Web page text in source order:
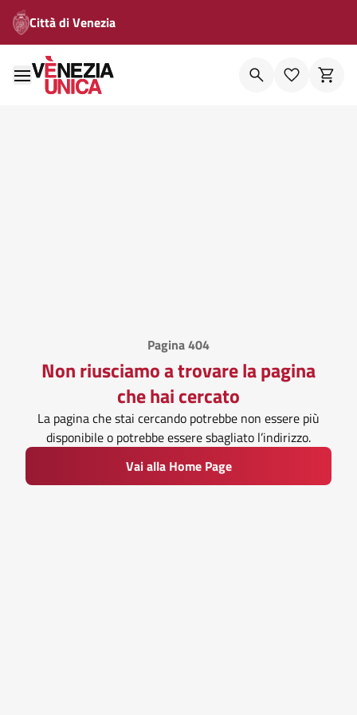
Città di Venezia
Pagina 404
Non riusciamo a trovare la pagina
che hai cercato
La pagina che stai cercando potrebbe non essere più
disponibile o potrebbe essere sbagliato l’indirizzo.
Vai alla Home Page